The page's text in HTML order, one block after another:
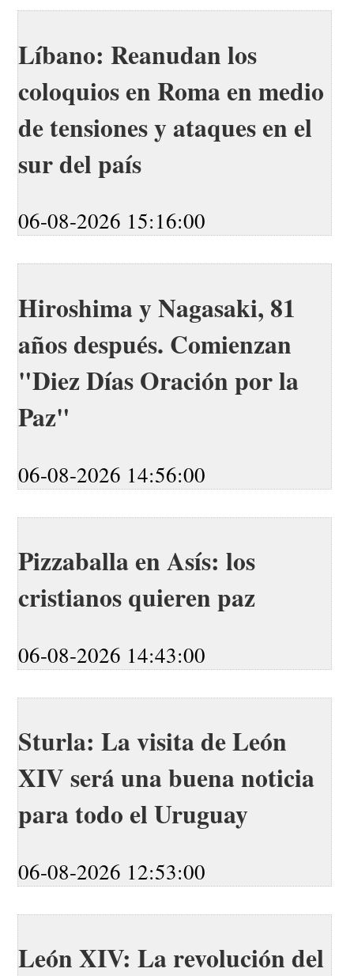
Líbano: Reanudan los
coloquios en Roma en medio
de tensiones y ataques en el
sur del país
06-08-2026 15:16:00
Hiroshima y Nagasaki, 81
años después. Comienzan
"Diez Días Oración por la
Paz"
06-08-2026 14:56:00
Pizzaballa en Asís: los
cristianos quieren paz
06-08-2026 14:43:00
Sturla: La visita de León
XIV será una buena noticia
para todo el Uruguay
06-08-2026 12:53:00
León XIV: La revolución del